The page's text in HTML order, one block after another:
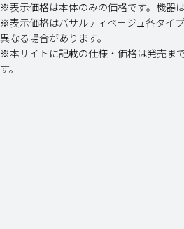
※表示価格は本体のみの価格です。機器
※表示価格はバサルティベージュ各タイ
異なる場合があります。
※本サイトに記載の仕様・価格は発売ま
す。